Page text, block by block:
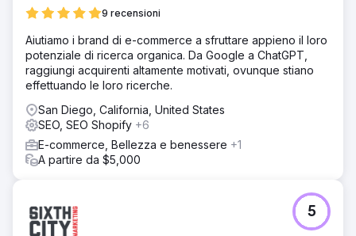
9 recensioni
Aiutiamo i brand di e-commerce a sfruttare appieno il loro
potenziale di ricerca organica. Da Google a ChatGPT,
raggiungi acquirenti altamente motivati, ovunque stiano
effettuando le loro ricerche.
San Diego, California, United States
SEO, SEO Shopify +6
E-commerce, Bellezza e benessere +1
A partire da $5,000
5